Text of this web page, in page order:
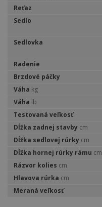
Reťaz
Sedlo
Sedlovka
Radenie
Brzdové páčky
Váha kg
Váha lb
Testovaná veľkosť
Dĺžka zadnej stavby cm
Dĺžka sedlovej rúrky cm
Dĺžka hornej rúrky rámu cm
Rázvor kolies cm
Hlavova rúrka cm
Meraná veľkosť